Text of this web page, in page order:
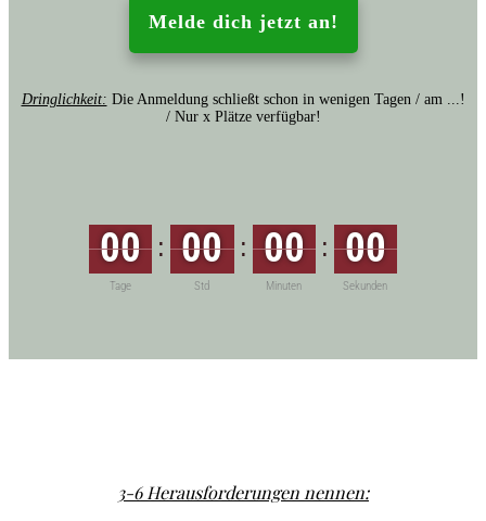
Melde dich jetzt an!
Dringlichkeit: Die Anmeldung schließt schon in wenigen Tagen / am ...!
/ Nur x Plätze verfügbar!
00
Tage
: 00
Std
: 00
Minuten
: 00
Sekunden
3-6 Herausforderungen nennen: